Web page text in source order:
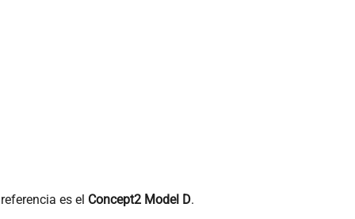
es el Concept2 Model D.